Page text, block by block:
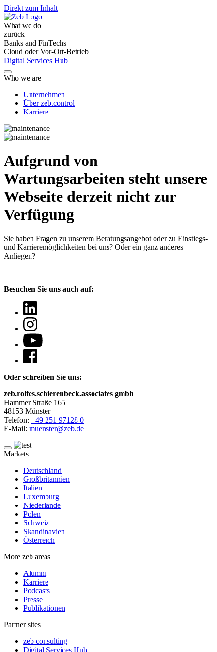
Direkt zum Inhalt
What we do
zurück
Banks and FinTechs
Cloud oder Vor-Ort-Betrieb
Digital Services Hub
Who we are
Unternehmen
Über zeb.control
Karriere
Aufgrund von
Wartungsarbeiten steht unsere
Webseite derzeit nicht zur
Verfügung
Sie haben Fragen zu unserem Beratungsangebot oder zu Einstiegs-
und Karrieremöglichkeiten bei uns? Oder ein ganz anderes
Anliegen?
Besuchen Sie uns auch auf:
Oder schreiben Sie uns:
zeb.rolfes.schierenbeck.associates gmbh
Hammer Straße 165
48153 Münster
Telefon: +49 251 97128 0
E-Mail: muenster@zeb.de
Markets
Deutschland
Großbritannien
Italien
Luxemburg
Niederlande
Polen
Schweiz
Skandinavien
Österreich
More zeb areas
Alumni
Karriere
Podcasts
Presse
Publikationen
Partner sites
zeb consulting
Digital Services Hub